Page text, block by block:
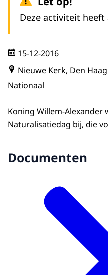
Deze activiteit
15-12-2016
Nieuwe Kerk, Den Haag
Nationaal
Koning Willem-Alexander
Naturalisatiedag bij, die
Documenten